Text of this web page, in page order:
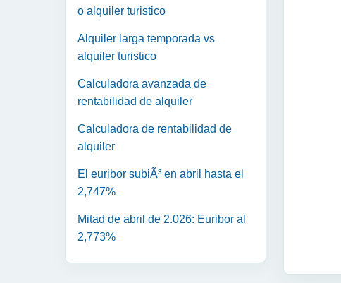
o alquiler turistico
Alquiler larga temporada vs
alquiler turistico
Calculadora avanzada de
rentabilidad de alquiler
Calculadora de rentabilidad de
alquiler
El euribor subiÃ³ en abril hasta el
2,747%
Mitad de abril de 2.026: Euribor al
2,773%